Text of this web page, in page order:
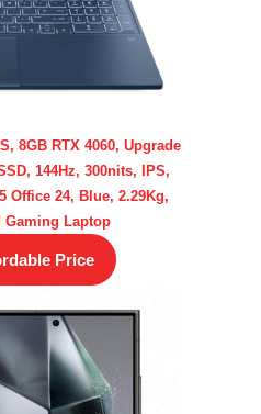
8GB RTX 4060, Upgrade
144Hz, 300nits, IPS,
Office 24, Blue, 2.29Kg,
Gaming Laptop
Price